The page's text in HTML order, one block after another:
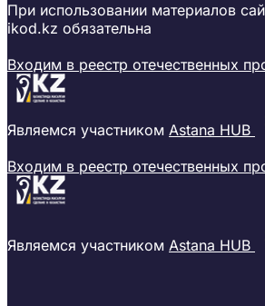
При использовании материалов
ikod.kz обязательна
Входим в реестр отечественных
Являемся участником Astana HUB
Входим в реестр отечественных
Являемся участником Astana HUB